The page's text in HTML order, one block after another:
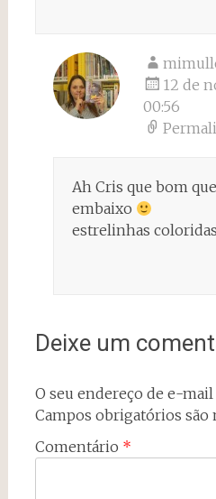
12 de
00:56
Ah Cris que bom
embaixo
estrelinhas
Deixe um
O seu endereço de e-
Campos obrigatórios são
Comentário *